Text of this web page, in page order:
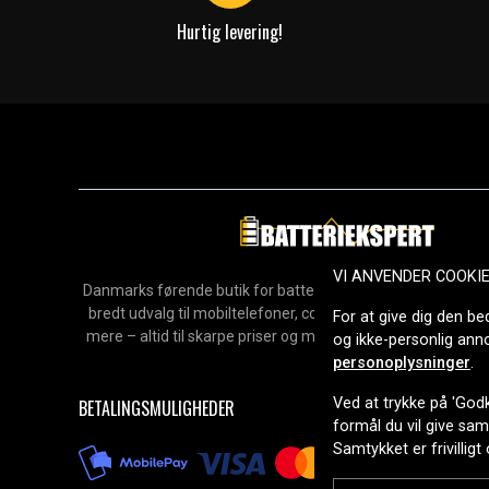
Hurtig levering!
Danmarks førende butik for batterier, opladere og
bredt udvalg til mobiltelefoner, computere, værktøj,
mere – altid til skarpe priser og med hurtig levering.
2006.
BETALINGSMULIGHEDER
VI ANVENDER
For at give dig den
og ikke-personlig
personoplysninger.
Ved at trykke på
formål du vil give
Samtykket er frivilligt